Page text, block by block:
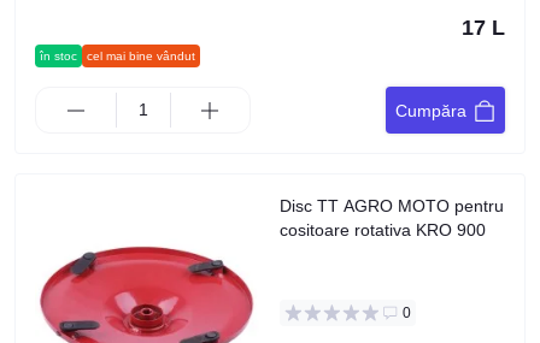
în stoc cel mai bine vândut
17 L
Cumpăra
Disc TT AGRO MOTO pentru
cositoare rotativa KRO 900
0